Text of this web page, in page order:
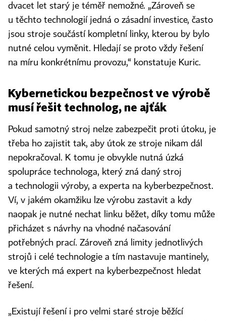
dvacet let starý je téměř nemožné. „Zároveň se
u těchto technologií jedná o zásadní investice, často
jsou stroje součástí kompletní linky, kterou by bylo
nutné celou vyměnit. Hledají se proto vždy řešení
na míru konkrétnímu provozu,“ konstatuje Kuric.
Kybernetickou bezpečnost ve výrobě
musí řešit ­technolog, ne ajťák
Pokud samotný stroj nelze zabezpečit proti útoku, je
třeba ho zajistit tak, aby útok ze stroje nikam dál
nepokračoval. K tomu je obvykle nutná úzká
spolupráce technologa, který zná daný stroj
a technologii výroby, a experta na kyberbezpečnost.
Ví, v jakém okamžiku lze výrobu zastavit a kdy
naopak je nutné nechat linku běžet, díky tomu může
přicházet s návrhy na vhodné načasování
potřebných prací. Zároveň zná limity jednotlivých
strojů i celé technologie a tím nastavuje mantinely,
ve kterých má expert na kyberbezpečnost hledat
řešení.
„Existují řešení i pro velmi staré stroje běžící